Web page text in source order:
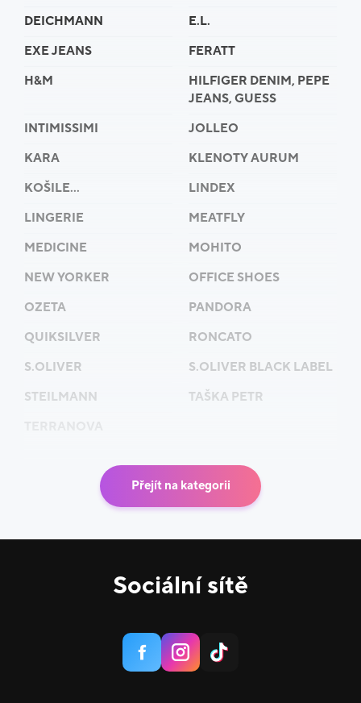
DEICHMANN
E.L.
EXE JEANS
FERATT
H&M
HILFIGER DENIM, PEPE
JEANS, GUESS
INTIMISSIMI
JOLLEO
KARA
KLENOTY AURUM
KOŠILE...
LINDEX
LINGERIE
MEATFLY
MEDICINE
MOHITO
NEW YORKER
OFFICE SHOES
OZETA
PANDORA
QUIKSILVER
RONCATO
S.OLIVER
S.OLIVER BLACK LABEL
STEILMANN
TAŠKA PETR
Přejít na kategorii
Sociální sítě